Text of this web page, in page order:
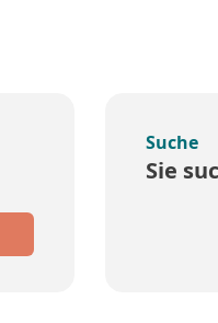
Suche
Sie